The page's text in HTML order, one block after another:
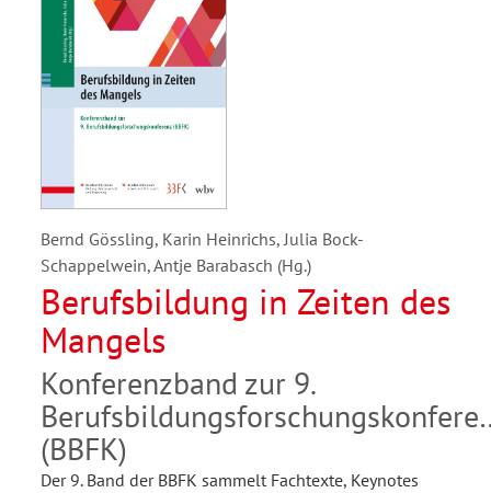
Bernd Gössling, Karin Heinrichs, Julia Bock-
Schappelwein, Antje Barabasch (Hg.)
Berufsbildung in Zeiten des
Mangels
Konferenzband zur 9.
(BBFK)
Der 9. Band der BBFK sammelt Fachtexte, Keynotes